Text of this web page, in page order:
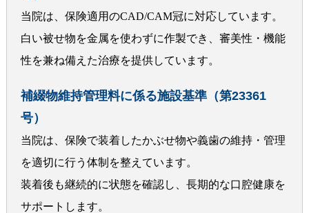
当院は、保険適用のCAD/CAM冠に対応しています。
白い被せ物を金属を使わずに作製でき、審美性・機能
性を兼ね備えた治療を提供しています。
補綴物維持管理料に係る施設基準（第23361
号）
当院は、保険で装着したかぶせ物や義歯の維持・管理
を適切に行う体制を整えています。
装着後も継続的に状態を確認し、長期的な口腔健康を
サポートします。